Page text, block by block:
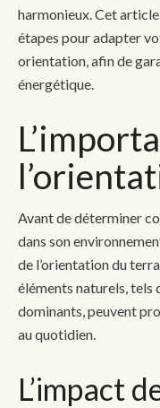
harmonieux. Cet
étapes pour adapter
orientation, afin de
énergétique.
Avant de déterminer
dans son
de l’orientation du
éléments naturels, tels
dominants, peuvent
au quotidien.
L’impact